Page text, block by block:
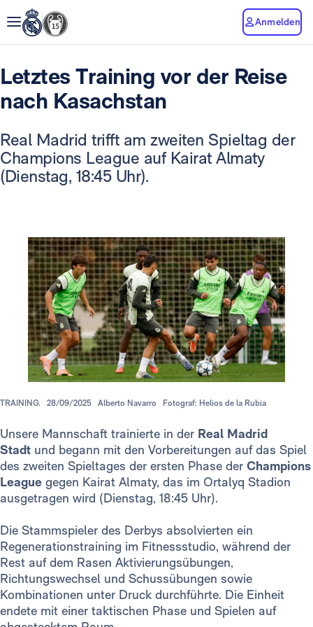
Anmelden
Letztes Training vor der Reise
nach Kasachstan
Real Madrid trifft am zweiten Spieltag der
Champions League auf Kairat Almaty
(Dienstag, 18:45 Uhr).
TRAINING. 28/09/2025 Alberto Navarro Fotograf: Helios de la Rubia
Unsere Mannschaft trainierte in der Real Madrid
Stadt und begann mit den Vorbereitungen auf das Spiel
des zweiten Spieltages der ersten Phase der Champions
League gegen Kairat Almaty, das im Ortalyq Stadion
ausgetragen wird (Dienstag, 18:45 Uhr).
Die Stammspieler des Derbys absolvierten ein
Regenerationstraining im Fitnessstudio, während der
Rest auf dem Rasen Aktivierungsübungen,
Richtungswechsel und Schussübungen sowie
Kombinationen unter Druck durchführte. Die Einheit
endete mit einer taktischen Phase und Spielen auf